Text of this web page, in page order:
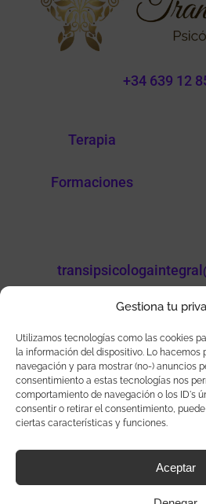
Gestiona tu
Utilizamos tecnologías como las cookies
la información del dispositivo. Lo hacemos
navegación y para mostrar (no-) anuncios
consentimiento a estas tecnologías nos
comportamiento de navegación o los ID's
consentir o retirar el consentimiento,
ciertas características y funciones.
Aceptar
+34 639 12
Terapia
Formaciones
Sigueme en